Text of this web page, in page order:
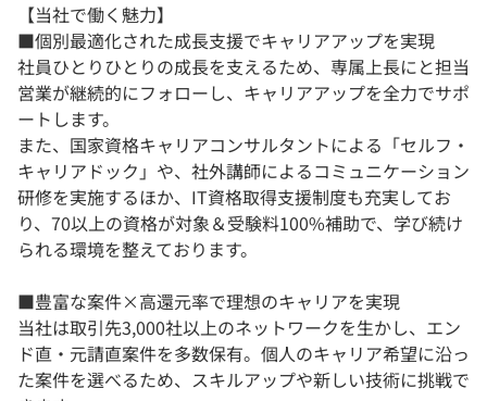
【当社で働く魅力】
■個別最適化された成長支援でキャリアアップを実現
社員ひとりひとりの成長を支えるため、専属上長にと担当
営業が継続的にフォローし、キャリアアップを全力でサポ
ートします。
また、国家資格キャリアコンサルタントによる「セルフ・
キャリアドック」や、社外講師によるコミュニケーション
研修を実施するほか、IT資格取得支援制度も充実してお
り、70以上の資格が対象＆受験料100%補助で、学び続け
られる環境を整えております。
■豊富な案件×高還元率で理想のキャリアを実現
当社は取引先3,000社以上のネットワークを生かし、エン
ド直・元請直案件を多数保有。個人のキャリア希望に沿っ
た案件を選べるため、スキルアップや新しい技術に挑戦で